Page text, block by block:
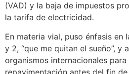
(VAD) y la baja de impuestos
la tarifa de electricidad.
En materia vial, puso énfasis en
y 2, “que me quitan el sueño”, y
organismos internacionales para
repavimentación antes del fin